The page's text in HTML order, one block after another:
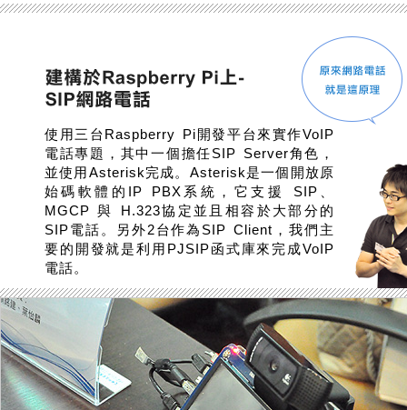
使用三台Raspberry Pi開發平台來實作VoIP
電話專題，其中一個擔任SIP Server角色，
並使用Asterisk完成。Asterisk是一個開放原
始碼軟體的IP PBX系統，它支援 SIP、
MGCP 與 H.323協定並且相容於大部分的
SIP電話。另外2台作為SIP Client，我們主
要的開發就是利用PJSIP函式庫來完成VoIP
電話。